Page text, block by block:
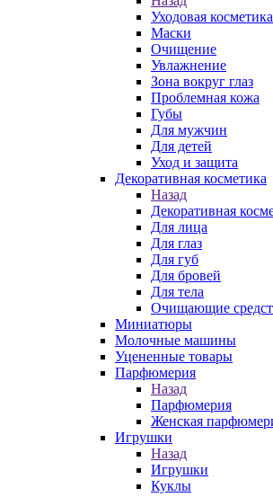
Уходовая косметика
Маски
Очищение
Увлажнение
Зона вокруг глаз
Проблемная кожа
Губы
Для мужчин
Для детей
Уход и защита
Декоративная косметика
Назад
Декоративная
Для лица
Для глаз
Для губ
Для бровей
Для тела
Очищающие
Миниатюры
Молочные машины
Уцененные товары
Парфюмерия
Назад
Парфюмерия
Женская
Игрушки
Назад
Игрушки
Куклы